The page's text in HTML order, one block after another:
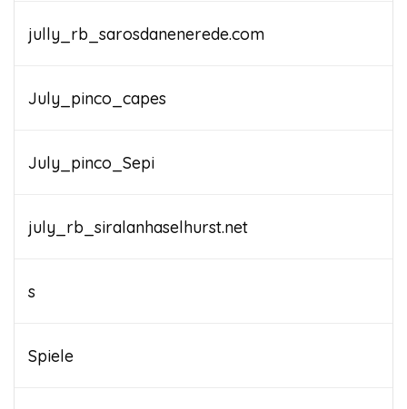
jully_rb_sarosdanenerede.com
July_pinco_capes
July_pinco_Sepi
july_rb_siralanhaselhurst.net
s
Spiele